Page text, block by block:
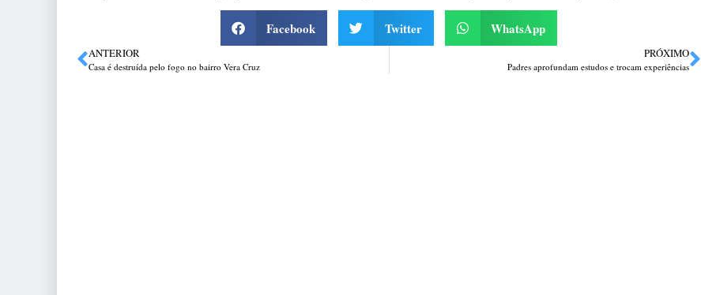
Facebook Twitter WhatsApp
ANTERIOR
Casa é destruída pelo fogo no bairro Vera Cruz
PRÓXIMO
Padres aprofundam estudos e trocam experiências